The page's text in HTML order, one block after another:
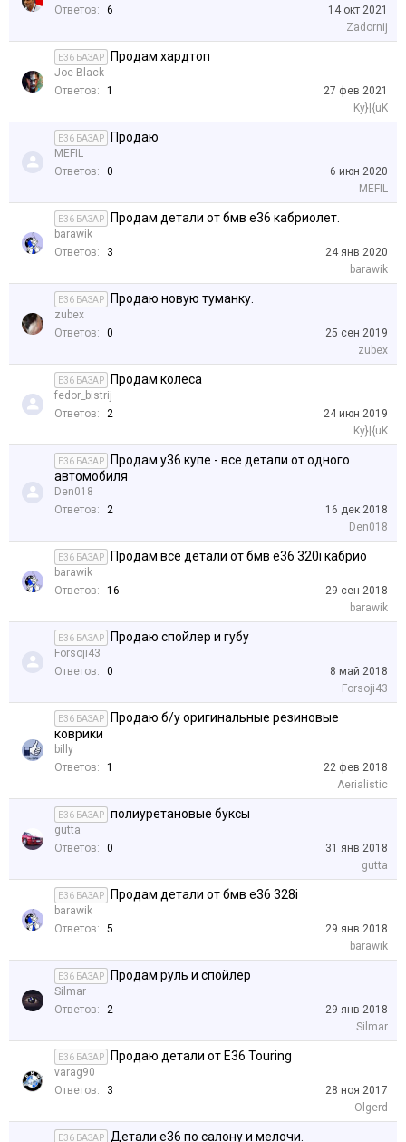
Ответов:
6
14 окт 2021
Zadornij
E36 БАЗАР Продам хардтоп
Joe Black
Ответов:
1
27 фев 2021
Ky}|{uK
E36 БАЗАР Продаю
MEFIL
Ответов:
0
6 июн 2020
MEFIL
E36 БАЗАР Продам детали от бмв е36 кабриолет.
barawik
Ответов:
3
24 янв 2020
barawik
E36 БАЗАР Продаю новую туманку.
zubex
Ответов:
0
25 сен 2019
zubex
E36 БАЗАР Продам колеса
fedor_bistrij
Ответов:
2
24 июн 2019
Ky}|{uK
E36 БАЗАР
Продам у36 купе - все детали от одного
автомобиля
Den018
Ответов:
2
16 дек 2018
Den018
E36 БАЗАР Продам все детали от бмв е36 320i кабрио
barawik
Ответов:
16
29 сен 2018
barawik
E36 БАЗАР Продаю спойлер и губу
Forsoji43
Ответов:
0
8 май 2018
Forsoji43
E36 БАЗАР
Продаю б/у оригинальные резиновые
коврики
billy
Ответов:
1
22 фев 2018
Aerialistic
E36 БАЗАР полиуретановые буксы
gutta
Ответов:
0
31 янв 2018
gutta
E36 БАЗАР Продам детали от бмв е36 328i
barawik
Ответов:
5
29 янв 2018
barawik
E36 БАЗАР Продам руль и спойлер
Silmar
Ответов:
2
29 янв 2018
Silmar
E36 БАЗАР Продаю детали от Е36 Touring
varag90
Ответов:
3
28 ноя 2017
Olgerd
E36 БАЗАР Детали e36 по салону и мелочи.